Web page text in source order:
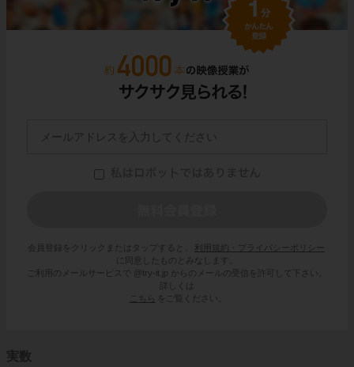
会員登録をクリックまたはタップすると、
利用規約・プライバシーポリシー
に同意したものとみなします。
ご利用のメールサービスで @try-it.jp からのメールの受信を許可して下さい。
詳しくは
こちら
をご覧ください。
実数